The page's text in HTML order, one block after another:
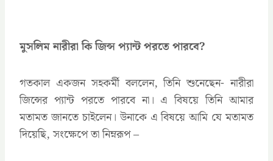
মুসলিম নারীরা কি জিন্স প্যান্ট পরতে পারবে?
গতকাল একজন সহকর্মী বললেন, তিনি শুনেছেন- নারীরা
জিন্সের প্যান্ট পরতে পারবে না। এ বিষয়ে তিনি আমার
মতামত জানতে চাইলেন। উনাকে এ বিষয়ে আমি যে মতামত
দিয়েছি, সংক্ষেপে তা নিম্নরূপ –